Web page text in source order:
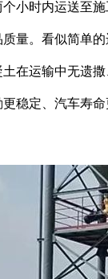
小时内运送至
量。看似简单
在运输中无遗
稳定、汽车寿